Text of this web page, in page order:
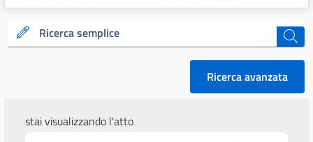
Ricerca semplice cerca
Ricerca avanzata
stai visualizzando l'atto